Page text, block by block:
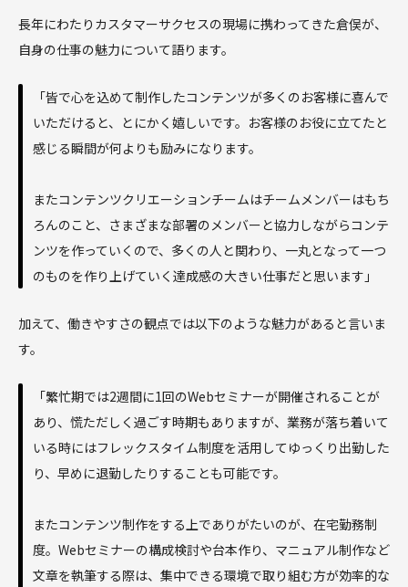
長年にわたりカスタマーサクセスの現場に携わってきた倉俣が、
自身の仕事の魅力について語ります。
「皆で心を込めて制作したコンテンツが多くのお客様に喜んで
いただけると、とにかく嬉しいです。お客様のお役に立てたと
感じる瞬間が何よりも励みになります。
またコンテンツクリエーションチームはチームメンバーはもち
ろんのこと、さまざまな部署のメンバーと協力しながらコンテ
ンツを作っていくので、多くの人と関わり、一丸となって一つ
のものを作り上げていく達成感の大きい仕事だと思います」
加えて、働きやすさの観点では以下のような魅力があると言いま
す。
「繁忙期では2週間に1回のWebセミナーが開催されることが
あり、慌ただしく過ごす時期もありますが、業務が落ち着いて
いる時にはフレックスタイム制度を活用してゆっくり出勤した
り、早めに退勤したりすることも可能です。
またコンテンツ制作をする上でありがたいのが、在宅勤務制
度。Webセミナーの構成検討や台本作り、マニュアル制作など
文章を執筆する際は、集中できる環境で取り組む方が効率的な